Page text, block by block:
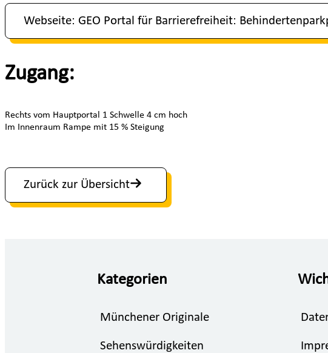
Webseite: GEO Portal für Barrierefreiheit:
Zugang:
Rechts vom Hauptportal 1 Schwelle 4 cm hoch
Im Innenraum Rampe mit 15 % Steigung
Zurück zur Übersicht
Kategorien
Münchener Originale
Sehenswürdigkeiten